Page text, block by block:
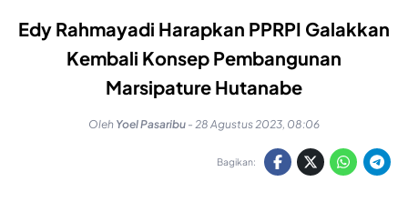
Edy Rahmayadi Harapkan PPRPI Galakkan
Kembali Konsep Pembangunan
Marsipature Hutanabe
Oleh Yoel Pasaribu - 28 Agustus 2023, 08:06
Bagikan: